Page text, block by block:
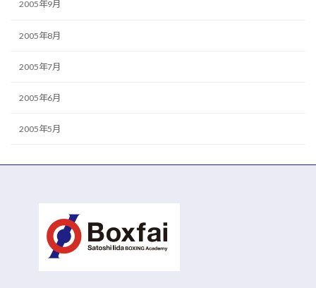
2005年9月
2005年8月
2005年7月
2005年6月
2005年5月